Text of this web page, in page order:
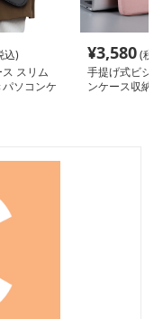
込)
スリム
ソコンケ
¥3,580(税
手提げ式ビジ
ンケース収納